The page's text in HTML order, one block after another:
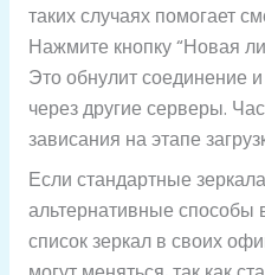
таких случаях помогает
Нажмите кнопку “Новая
Это обнулит соединение
через другие серверы.
зависания на этапе
Если стандартные
альтернативные способы
список зеркал в своих